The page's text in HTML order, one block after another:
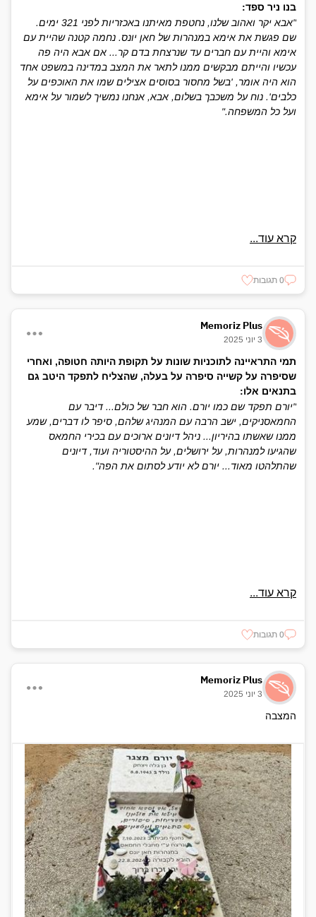
בנו ניר ספד:
"אבא יקר ואהוב שלנו, נחטפת מאיתנו באכזריות לפני 321 ימים.
שם פגשת את אימא במנהרות של חאן יונס. נחמה קטנה שהיית עם
אימא והיית עם חברים עד שנרצחת בדם קר... אם אבא היה פה
עכשיו והייתם מבקשים ממנו לתאר את המצב במדינה במשפט אחד
הוא היה אומר, 'בשל מחסור בסוסים אצילים שמו את האוכפים על
כלבים'. נוח על משכבך בשלום, אבא, אנחנו נמשיך לשמור על אימא
ועל כל המשפחה."
קרא עוד...
0 תגובות
Memoriz Plus
3 יוני 2025
תמי התראיינה לתוכניות שונות על תקופת היותה חטופה, ואחרי
שסיפרה על קשייה סיפרה על בעלה, שהצליח לתפקד היטב גם
בתנאים אלו:
"יורם תפקד שם כמו יורם. הוא חבר של כולם... דיבר עם
החמאסניקים, ישב הרבה עם המנהיג שלהם, סיפר לו דברים, שמע
ממנו שאשתו בהיריון... ניהל דיונים ארוכים עם בכירי החמאס
שהגיעו למנהרות, על ירושלים, על ההיסטוריה ועוד, דיונים
שהתלהטו מאוד... יורם לא יודע לסתום את הפה".
קרא עוד...
0 תגובות
Memoriz Plus
3 יוני 2025
המצבה